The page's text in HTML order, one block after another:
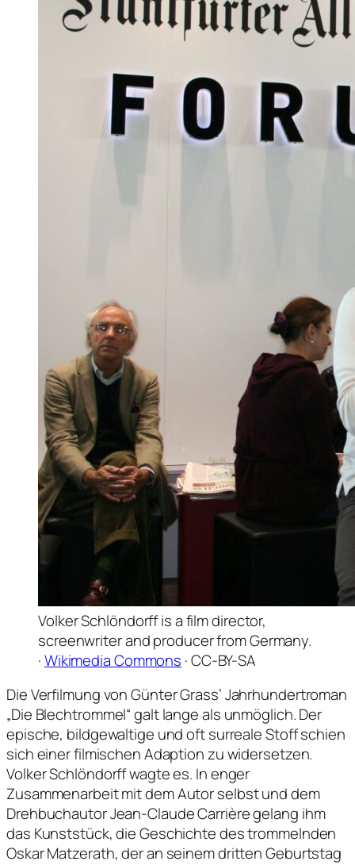
Volker Schlöndorff is a film director,
screenwriter and producer from Germany.
·Wikimedia Commons · CC-BY-SA
Die Verfilmung von Günter Grass’ Jahrhundertroman
„Die Blechtrommel“ galt lange als unmöglich. Der
epische, bildgewaltige und oft surreale Stoff schien
sich einer filmischen Adaption zu widersetzen.
Volker Schlöndorff wagte es. In enger
Zusammenarbeit mit dem Autor selbst und dem
Drehbuchautor Jean-Claude Carrière gelang ihm
das Kunststück, die Geschichte des trommelnden
Oskar Matzerath, der an seinem dritten Geburtstag